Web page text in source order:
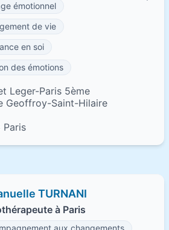
émotionnel
de vie
en soi
des émotions
Leger-Paris 5ème
Geoffroy-Saint-Hilaire
Paris
TURNANI
à Paris
aux changements